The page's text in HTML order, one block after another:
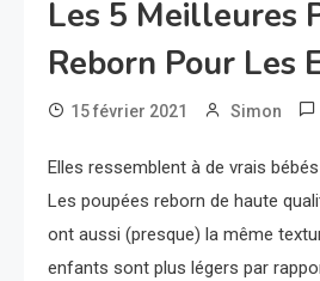
Les 5 Meilleures
Reborn Pour Les
15 février 2021 Simon
Elles ressemblent à de vrais
Les poupées reborn de haute
ont aussi (presque) la même
enfants sont plus légers par